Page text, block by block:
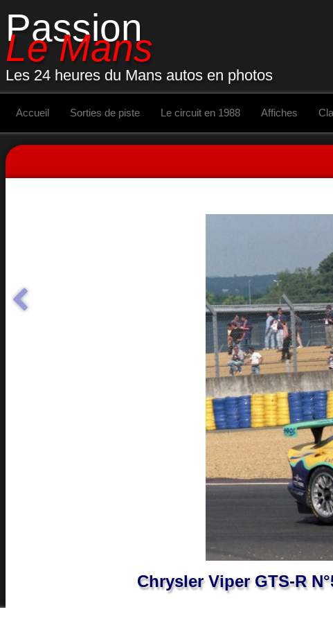
Passion
Le Mans
Les 24 heures du Mans autos en photos
Accueil Sorties de piste Le circuit en 1988 Affiches
Chrysler Viper GTS-R